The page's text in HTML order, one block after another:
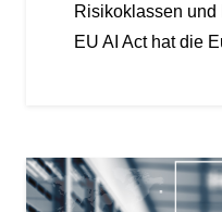
Risikoklassen und
EU AI Act hat die